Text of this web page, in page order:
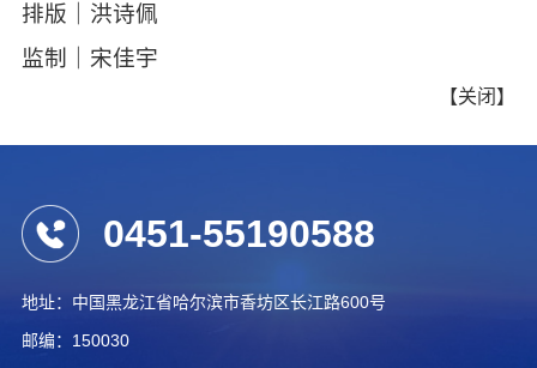
排版｜洪诗佩
监制｜宋佳宇
【关闭 】
0451-55190588
地址：中国黑龙江省哈尔滨市香坊区长江路600号
邮编：150030